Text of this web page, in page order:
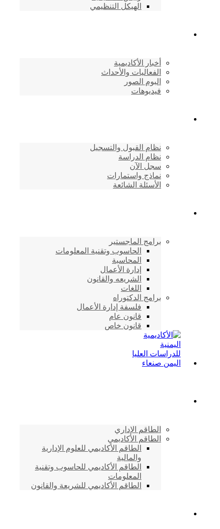
الهيكل التنظيمي
أخبار الأكاديمية
الفعاليات والأحداث
البوم الصور
فيديوهات
نظام القبول والتسجيل
نظام الدراسة
سجل الآن
نماذج واستمارات
الأسئلة الشائعة
برامج الماجستير
الحاسوب وتقنية المعلومات
المحاسبة
إدارة الأعمال
الشريعه والقانون
اللغات
برامج الدكتوراه
فلسفة إدارة الأعمال
قانون عام
قانون خاص
الطاقم الإداري
الطاقم الأكاديمي
الطاقم الأكاديمي للعلوم الإدارية
والمالية
الطاقم الأكاديمي للحاسوب وتقنية
المعلومات
الطاقم الأكاديمي للشريعة والقانون